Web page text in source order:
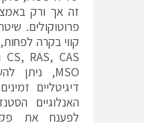
זה אך ורק
לפענח את